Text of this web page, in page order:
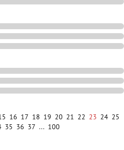
16 17 18 19 20 21 22 23 24 25
35 36 37 ... 100